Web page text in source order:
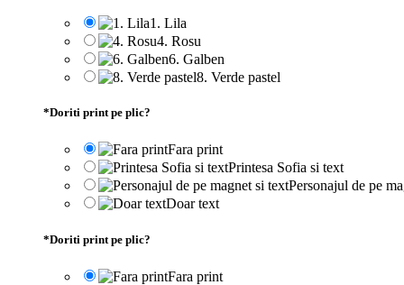
1. Lila
4. Rosu
6. Galben
8. Verde pastel
*Doriti print pe plic?
Fara print
Printesa Sofia si text
Personajul de pe
Doar text
*Doriti print pe plic?
Fara print